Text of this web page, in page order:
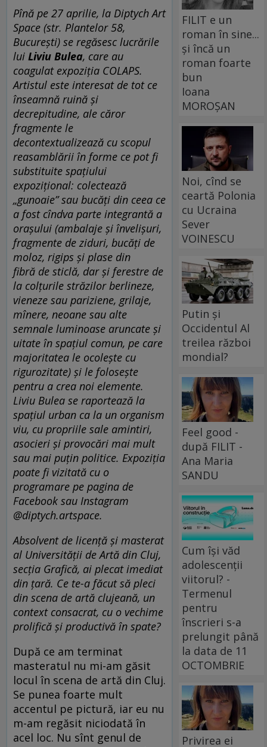
Pînă pe 27 aprilie, la Diptych Art
Space (str. Plantelor 58,
București) se regăsesc lucrările
lui Liviu Bulea, care au
coagulat expoziția COLAPS.
Artistul este interesat de tot ce
înseamnă ruină și
decrepitudine, ale căror
fragmente le
decontextualizează cu scopul
reasamblării în forme ce pot fi
substituite spațiului
expozițional: colectează
„gunoaie” sau bucăți din ceea ce
a fost cîndva parte integrantă a
orașului (ambalaje și învelișuri,
fragmente de ziduri, bucăți de
moloz, rigips și plase din
fibră de sticlă, dar și ferestre de
la colțurile străzilor berlineze,
vieneze sau pariziene, grilaje,
mînere, neoane sau alte
semnale luminoase aruncate și
uitate în spațiul comun, pe care
majoritatea le ocolește cu
rigurozitate) și le folosește
pentru a crea noi elemente.
Liviu Bulea se raportează la
spațiul urban ca la un organism
viu, cu propriile sale amintiri,
asocieri și provocări mai mult
sau mai puțin politice. Expoziția
poate fi vizitată cu o
programare pe pagina de
Facebook sau Instagram
@diptych.artspace.
Absolvent de licență și masterat
al Universității de Artă din Cluj,
secția Grafică, ai plecat imediat
din țară. Ce te-a făcut să pleci
din scena de artă clujeană, un
context consacrat, cu o vechime
prolifică și productivă în spate?
După ce am terminat
masteratul nu mi-am găsit
locul în scena de artă din Cluj.
Se punea foarte mult
accentul pe pictură, iar eu nu
m-am regăsit niciodată în
acel loc. Nu sînt genul de
FILIT e un
roman în sine...
și încă un
roman foarte
bun
Ioana
MOROȘAN
Noi, cînd se
ceartă Polonia
cu Ucraina
Sever
VOINESCU
Putin și
Occidentul Al
treilea război
mondial?
Feel good -
după FILIT -
Ana Maria
SANDU
Cum își văd
adolescenții
viitorul? -
Termenul
pentru
înscrieri s-a
prelungit până
la data de 11
OCTOMBRIE
Privirea ei